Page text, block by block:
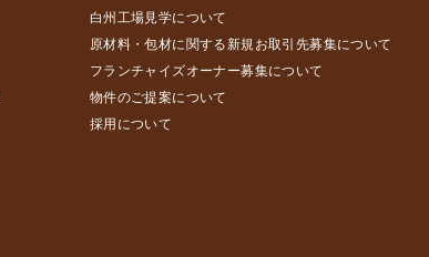
白州工場見学について
原材料・包材に関する新規お取引先募集について
フランチャイズオーナー募集について
物件のご提案について
採用について